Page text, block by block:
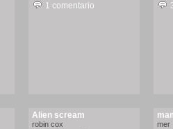
1 comentario
Alien scream
robin cox mer